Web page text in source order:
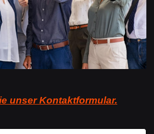
unser Kontaktformular.